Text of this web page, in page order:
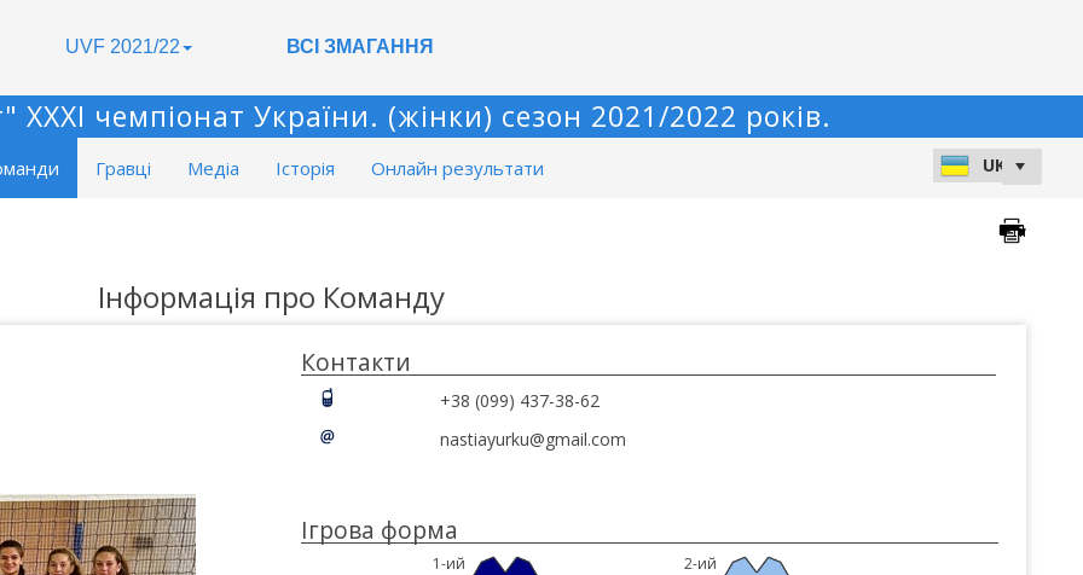
UVF 2021/22 ВСІ ЗМАГАННЯ
чемпіонат України. (жінки) сезон 2021/2022 років.
Гравці Медіа Історія Онлайн результати
Інформація про Команду
Контакти
+38 (099) 437-38-62
nastiayurku@gmail.com
Ігрова форма
1-ий 2-ий